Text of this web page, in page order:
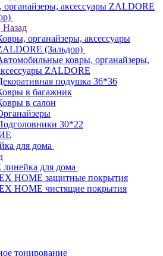
аксессуары ZALDORE
Назад
органайзеры, аксессуары
(Зальдор)
ковры, органайзеры,
ZALDORE
подушка 36*36
в багажник
в салон
30*22
для дома
для дома
HOME защитные покрытия
HOME чистящие покрытия
тонирование